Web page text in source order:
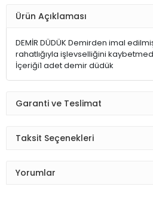
Ürün Açıklaması
DEMİR DÜDÜK Demirden imal
rahatlığıyla işlevselliğini
İçeriği1 adet demir düdük
Garanti ve Teslimat
Taksit Seçenekleri
Yorumlar